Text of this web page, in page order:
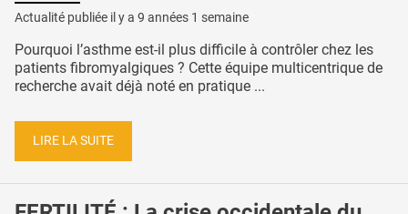
Actualité publiée il y a 9 années 1 semaine
Pourquoi l’asthme est-il plus difficile à contrôler chez les
patients fibromyalgiques ? Cette équipe multicentrique de
recherche avait déjà noté en pratique ...
LIRE LA SUITE